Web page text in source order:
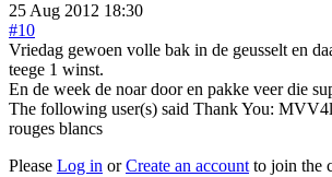
25 Aug 2012 18:30
#10
Vriedag gewoen volle bak in de geusselt en
teege 1 winst.
En de week de noar door en pakke veer die
The following user(s) said Thank You:
rouges blancs
Please Log in orCreate an account to join the